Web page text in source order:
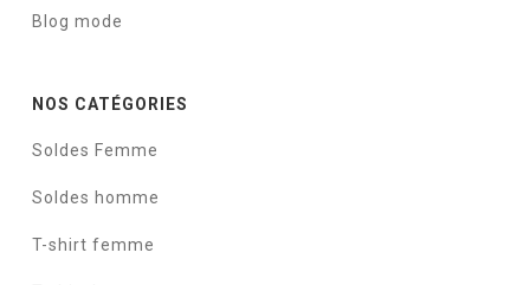
Blog mode
NOS CATÉGORIES
Soldes Femme
Soldes homme
T-shirt femme